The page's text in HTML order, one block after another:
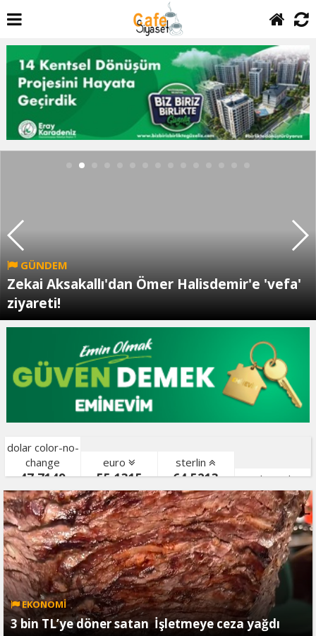
GÜNDEM
Zekai Aksakallı'dan Ömer Halisdemir'e 'vefa'
ziyareti!
dolar color-no-
change
47,7149
euro
55,1315
sterlin
64,5213
gr. altın color-
bist color-
EKONOMİ
3 bin TL’ye döner satan İşletmeye ceza yağdı